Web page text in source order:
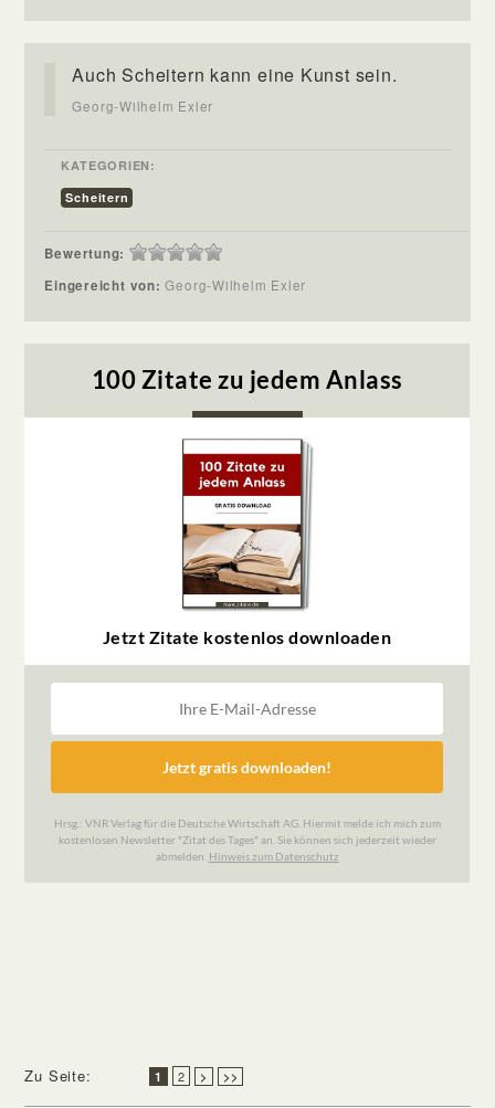
Auch Scheitern kann eine Kunst sein.
Georg-Wilhelm Exler
KATEGORIEN:
Scheitern
Bewertung:
Eingereicht von:Georg-Wilhelm Exler
Zu Seite: 1 2 > >>